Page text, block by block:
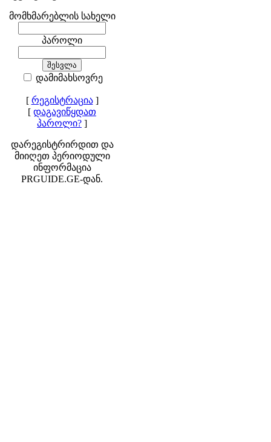
მომხმარებლის სახელი
პაროლი
დამიმახსოვრე
[ რეგისტრაცია]
[ დაგავიწყდათ
პაროლი? ]
დარეგისტრირდით და
მიიღეთ პერიოდული
ინფორმაცია
PRGUIDE.GE-დან.